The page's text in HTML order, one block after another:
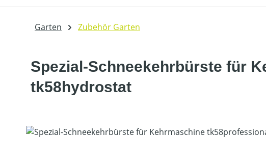
Garten Zubehör Garten
Spezial-Schneekehrbürste für
tk58hydrostat
Bildergalerie überspringen